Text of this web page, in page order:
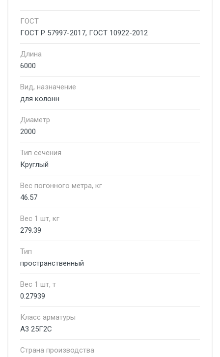
ГОСТ
ГОСТ Р 57997-2017, ГОСТ 10922-2012
Длина
6000
Вид, назначение
для колонн
Диаметр
2000
Тип сечения
Круглый
Вес погонного метра, кг
46.57
Вес 1 шт, кг
279.39
Тип
пространственный
Вес 1 шт, т
0.27939
Класс арматуры
А3 25Г2С
Страна производства